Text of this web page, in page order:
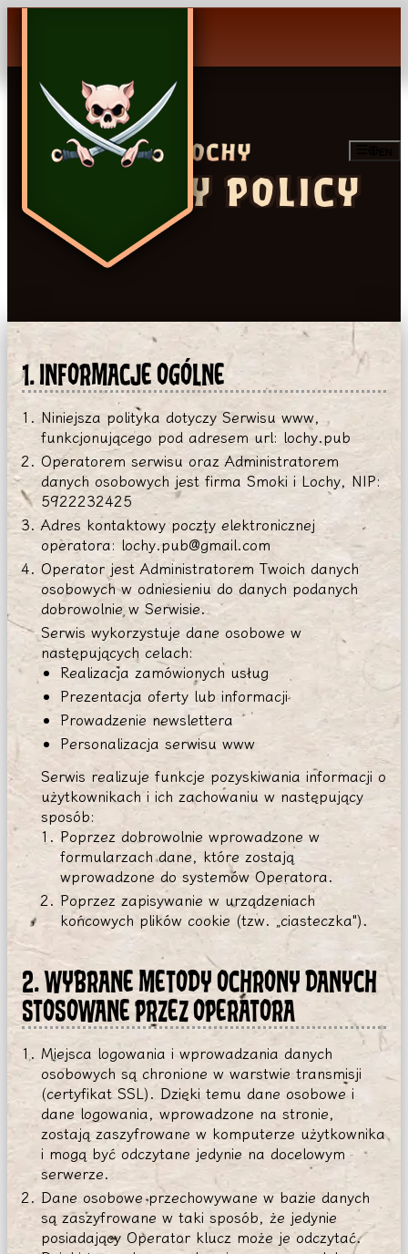
PRIVACY POLICY
1. INFORMACJE OGÓLNE
Niniejsza polityka dotyczy Serwisu www,
funkcjonującego pod adresem url: lochy.pub
Operatorem serwisu oraz Administratorem
danych osobowych jest firma Smoki i Lochy, NIP:
5922232425
Adres kontaktowy poczty elektronicznej
operatora: lochy.pub@gmail.com
Operator jest Administratorem Twoich danych
osobowych w odniesieniu do danych podanych
dobrowolnie w Serwisie.
Serwis wykorzystuje dane osobowe w
następujących celach:
Realizacja zamówionych usług
Prezentacja oferty lub informacji
Prowadzenie newslettera
Personalizacja serwisu www
Serwis realizuje funkcje pozyskiwania informacji o
użytkownikach i ich zachowaniu w następujący
sposób:
Poprzez dobrowolnie wprowadzone w
formularzach dane, które zostają
wprowadzone do systemów Operatora.
Poprzez zapisywanie w urządzeniach
końcowych plików cookie (tzw. „ciasteczka").
2. WYBRANE METODY OCHRONY DANYCH
STOSOWANE PRZEZ OPERATORA
Miejsca logowania i wprowadzania danych
osobowych są chronione w warstwie transmisji
(certyfikat SSL). Dzięki temu dane osobowe i
dane logowania, wprowadzone na stronie,
zostają zaszyfrowane w komputerze użytkownika
i mogą być odczytane jedynie na docelowym
serwerze.
Dane osobowe przechowywane w bazie danych
są zaszyfrowane w taki sposób, że jedynie
posiadający Operator klucz może je odczytać.